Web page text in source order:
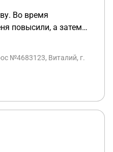
повысили, а затем
занимаемой
вопросы:
2.
с взысканием ЗП. 3.
желанию.
№4683123, Виталий, г.